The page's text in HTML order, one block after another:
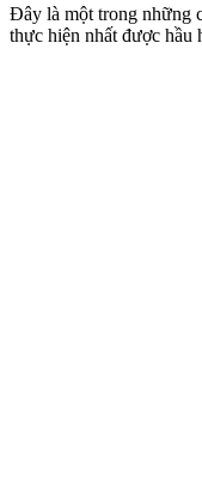
Đây là một trong những
thực hiện nhất được hầu